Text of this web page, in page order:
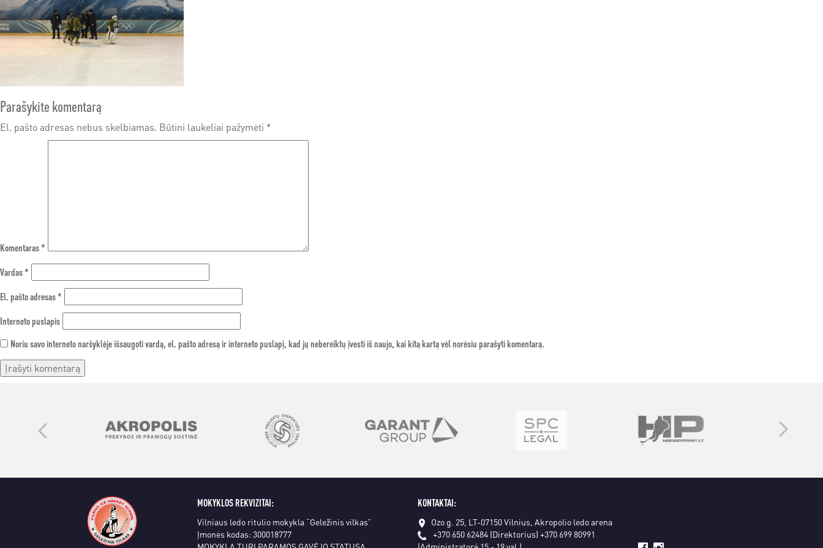
Parašykite komentarą
El. pašto adresas nebus skelbiamas. Būtini laukeliai pažymėti *
Komentaras*
Vardas*
El. pašto adresas*
Interneto puslapis
Noriu savo interneto naršyklėje išsaugoti vardą, el. pašto adresą ir interneto puslapį, kad jų nebereiktų įvesti iš naujo, kai kitą kartą vėl norėsiu parašyti komentarą.
MOKYKLOS REKVIZITAI:
Vilniaus ledo ritulio mokykla “Geležinis vilkas”
Įmonės kodas: 300018777
KONTAKTAI:
Ozo g. 25, LT-07150 Vilnius, Akropolio ledo arena
+370 650 62484 (Direktorius) +370 699 80991